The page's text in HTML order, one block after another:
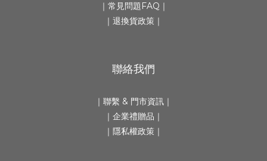
｜ 常見問題FAQ ｜
｜ 退換貨政策 ｜
聯絡我們
｜ 聯繫 & 門市資訊 ｜
｜ 企業禮贈品 ｜
｜隱私權政策｜